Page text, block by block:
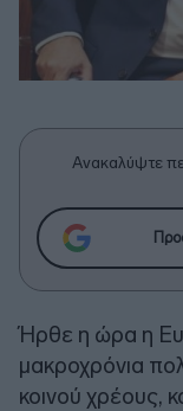
Ανακαλύψτε
Ήρθε η ώρα η
μακροχρόνια
κοινού χρέους,